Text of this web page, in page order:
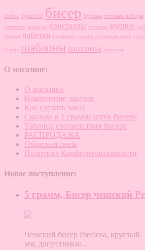
Delica Tytan100 бисер бусины готовые наборы
плетение конкурс кристаллы мозаика мулине
броши пайетки подвески серьги стразовая цепь
хомяк шаблоны шатоны шпинель
О магазине:
О магазине
Накопление заказов
Как сделать заказ
Сколько в 1 грамме штук бисера
Таблица соответствия бисера
РАСПРОДАЖА
Обратная связь
Политика Конфиденциальности
Новое поступление:
5 грамм, Бисер чешский
Чешский бисер Preciosa, круглый.
мм, допустимые...